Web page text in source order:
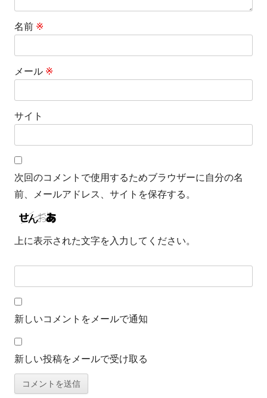
名前 ※
メール ※
サイト
次回のコメントで使用するためブラウザーに自分の名
前、メールアドレス、サイトを保存する。
上に表示された文字を入力してください。
新しいコメントをメールで通知
新しい投稿をメールで受け取る